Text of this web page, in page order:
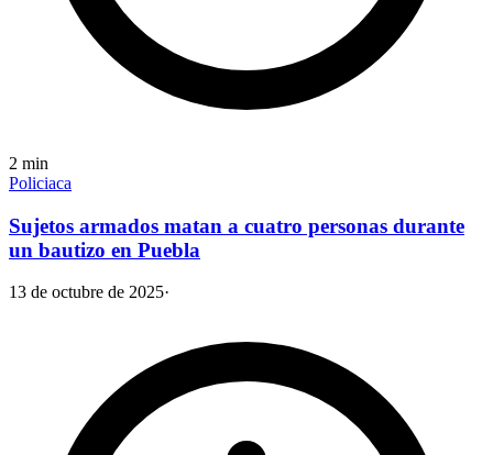
2 min
Policiaca
Sujetos armados matan a cuatro personas durante
un bautizo en Puebla
13 de octubre de 2025·